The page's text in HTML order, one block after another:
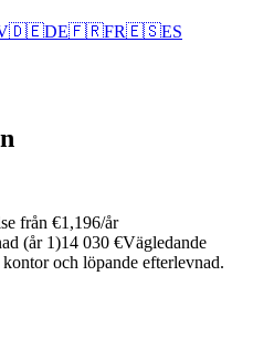
🇩🇪DE🇫🇷FR🇪🇸ES
från €1,196/år
(år 1)14 030 €Vägledande
och löpande efterlevnad.